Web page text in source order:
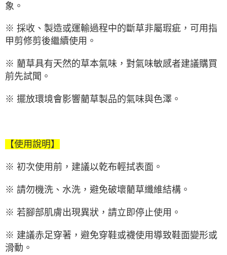
象。
※ 採收、製造或運輸過程中的斷草非屬瑕疵，可用指
甲剪修剪後繼續使用。
※ 藺草具有天然的草本氣味，對氣味敏感者建議購買
前先試聞。
※ 擺放環境會影響藺草製品的氣味與色澤。
【使用說明】
※ 初次使用前，建議以乾布輕拭表面。
※ 請勿機洗、水洗，避免破壞藺草纖維結構。
※ 若腳部肌膚出現異狀，請立即停止使用。
※ 建議赤足穿著，避免穿鞋或襪使用導致鞋面變形或
滑動。